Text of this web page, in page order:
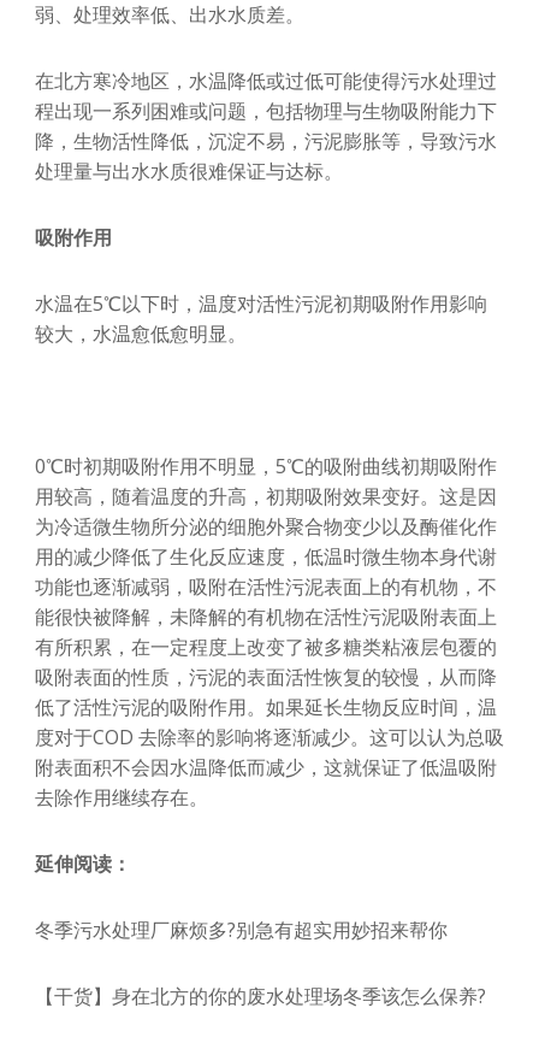
弱、处理效率低、出水水质差。
在北方寒冷地区，水温降低或过低可能使得污水处理过
程出现一系列困难或问题，包括物理与生物吸附能力下
降，生物活性降低，沉淀不易，污泥膨胀等，导致污水
处理量与出水水质很难保证与达标。
吸附作用
水温在5℃以下时，温度对活性污泥初期吸附作用影响
较大，水温愈低愈明显。
0℃时初期吸附作用不明显，5℃的吸附曲线初期吸附作
用较高，随着温度的升高，初期吸附效果变好。这是因
为冷适微生物所分泌的细胞外聚合物变少以及酶催化作
用的减少降低了生化反应速度，低温时微生物本身代谢
功能也逐渐减弱，吸附在活性污泥表面上的有机物，不
能很快被降解，未降解的有机物在活性污泥吸附表面上
有所积累，在一定程度上改变了被多糖类粘液层包覆的
吸附表面的性质，污泥的表面活性恢复的较慢，从而降
低了活性污泥的吸附作用。如果延长生物反应时间，温
度对于COD 去除率的影响将逐渐减少。这可以认为总吸
附表面积不会因水温降低而减少，这就保证了低温吸附
去除作用继续存在。
延伸阅读：
冬季污水处理厂麻烦多?别急有超实用妙招来帮你
【干货】身在北方的你的废水处理场冬季该怎么保养?